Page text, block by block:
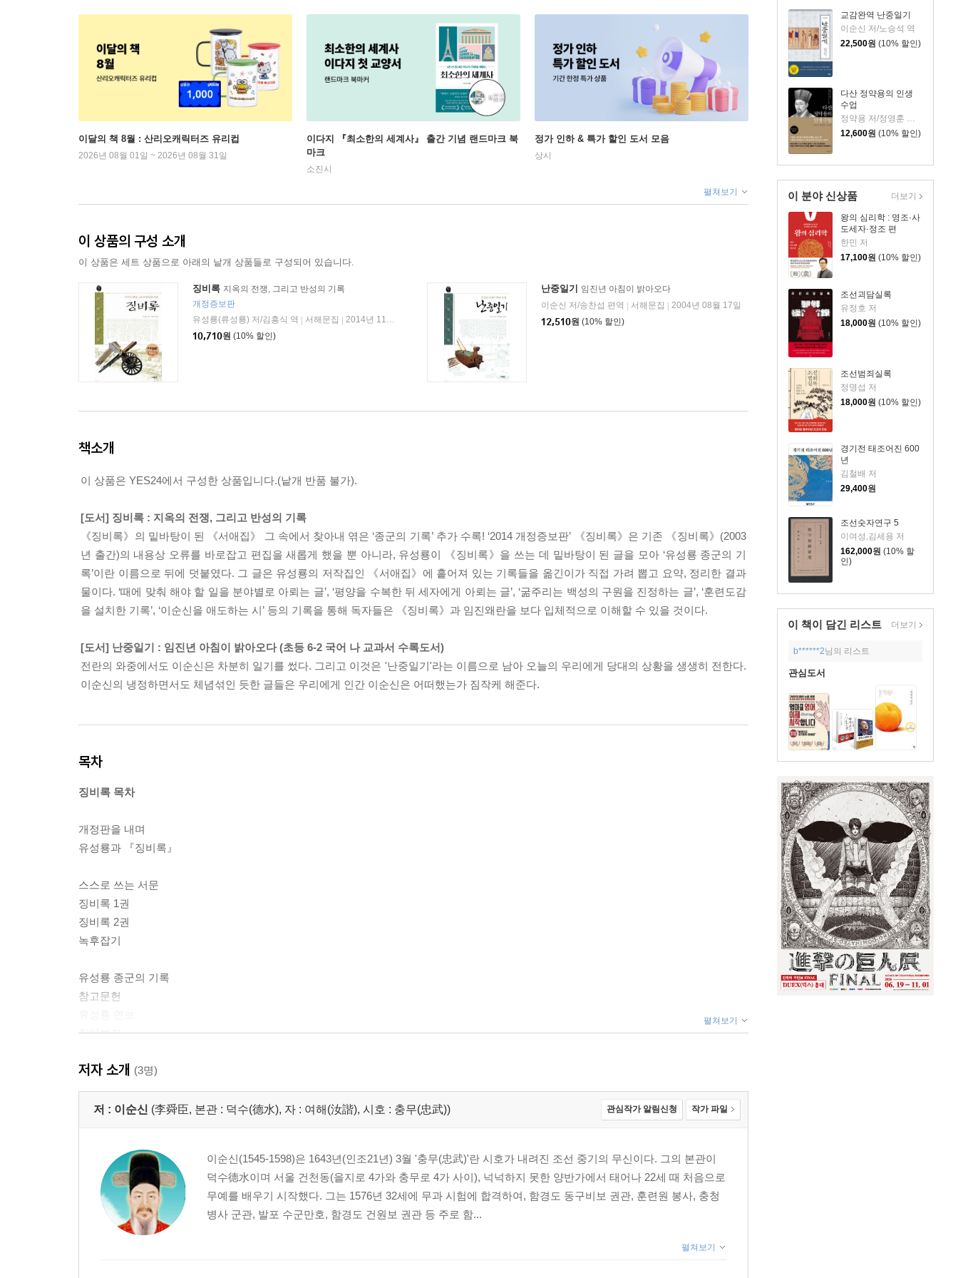
교감완역 난중일기
이순신 저/노승석 역
22,500원 (10% 할인)
다산 정약용의 인생
수업
정약용 저/정영훈 기획/김창준 역
12,600원 (10% 할인)
이 분야 신상품
왕의 심리학 : 영조·사
도세자·정조 편
한민 저
17,100원 (10% 할인)
조선괴담실록
유정호 저
18,000원 (10% 할인)
조선범죄실록
정명섭 저
18,000원 (10% 할인)
경기전 태조어진 600
년
김철배 저
29,400원
조선숫자연구 5
이여성,김세용 저
162,000원 (10% 할
인)
더보기
이 책이 담긴 리스트 더보기
b******2님의 리스트
관심도서
이달의 책 8월 : 산리오캐릭터즈 유리컵
2026년 08월 01일 ~ 2026년 08월 31일
이다지 『최소한의 세계사』 출간 기념 랜드마크 북
마크
소진시
정가 인하 & 특가 할인 도서 모음
상시
펼쳐보기
이 상품의 구성 소개
이 상품은 세트 상품으로 아래의 낱개 상품들로 구성되어 있습니다.
징비록 지옥의 전쟁, 그리고 반성의 기록
개정증보판
유성룡(류성룡) 저/김흥식 역
서해문집
2014년 11월 20일
10,710원 (10% 할인)
난중일기
임진년 아침이 밝아오다
이순신 저/송찬섭 편역
서해문집
2004년 08월 17일
12,510원 (10% 할인)
책소개
이 상품은 YES24에서 구성한 상품입니다.(낱개 반품 불가).
[도서] 징비록 : 지옥의 전쟁, 그리고 반성의 기록
《징비록》의 밑바탕이 된 《서애집》 그 속에서 찾아내 엮은 ‘종군의 기록’ 추가 수록! ‘2014 개정증보판’ 《징비록》은 기존 《징비록》(2003
년 출간)의 내용상 오류를 바로잡고 편집을 새롭게 했을 뿐 아니라, 유성룡이 《징비록》을 쓰는 데 밑바탕이 된 글을 모아 ‘유성룡 종군의 기
록’이란 이름으로 뒤에 덧붙였다. 그 글은 유성룡의 저작집인 《서애집》에 흩어져 있는 기록들을 옮긴이가 직접 가려 뽑고 요약, 정리한 결과
물이다. ‘때에 맞춰 해야 할 일을 분야별로 아뢰는 글’, ‘평양을 수복한 뒤 세자에게 아뢰는 글’, ‘굶주리는 백성의 구원을 진정하는 글’, ‘훈련도감
을 설치한 기록’, ‘이순신을 애도하는 시’ 등의 기록을 통해 독자들은 《징비록》과 임진왜란을 보다 입체적으로 이해할 수 있을 것이다.
[도서] 난중일기 : 임진년 아침이 밝아오다 (초등 6-2 국어 나 교과서 수록도서)
전란의 와중에서도 이순신은 차분히 일기를 썼다. 그리고 이것은 '난중일기'라는 이름으로 남아 오늘의 우리에게 당대의 상황을 생생히 전한다.
이순신의 냉정하면서도 체념섞인 듯한 글들은 우리에게 인간 이순신은 어떠했는가 짐작케 해준다.
목차
징비록 목차
개정판을 내며
유성룡과 『징비록』
스스로 쓰는 서문
징비록 1권
징비록 2권
녹후잡기
유성룡 종군의 기록
참고문헌
찾아보기
난중일기 목차
글을 시작하기 전에
1592 년 왜적의 침략이 시작되다
1593 년 삼도수군통제사가 되어
1594 년 명·일 간에 강화가 진행되다
1595 년 휴전 상태가 계속되는 속에서
1596 년 왜적이 드디어 철수하다
펼쳐보기
저자 소개 (3명)
저 : 이순신 (李舜臣, 본관 : 덕수(德水), 자 : 여해(汝諧), 시호 : 충무(忠武)) 관심작가 알림신청 작가 파일
이순신(1545-1598)은 1643년(인조21년) 3월 '충무(忠武)'란 시호가 내려진 조선 중기의 무신이다. 그의 본관이
덕수德水이며 서울 건천동(을지로 4가와 충무로 4가 사이), 넉넉하지 못한 양반가에서 태어나 22세 때 처음으로
무예를 배우기 시작했다. 그는 1576년 32세에 무과 시험에 합격하여, 함경도 동구비보 권관, 훈련원 봉사, 충청
병사 군관, 발포 수군만호, 함경도 건원보 권관 등 주로 함...
펼쳐보기